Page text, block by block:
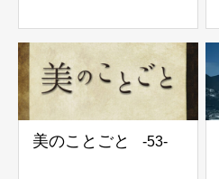
美のことごと -53-